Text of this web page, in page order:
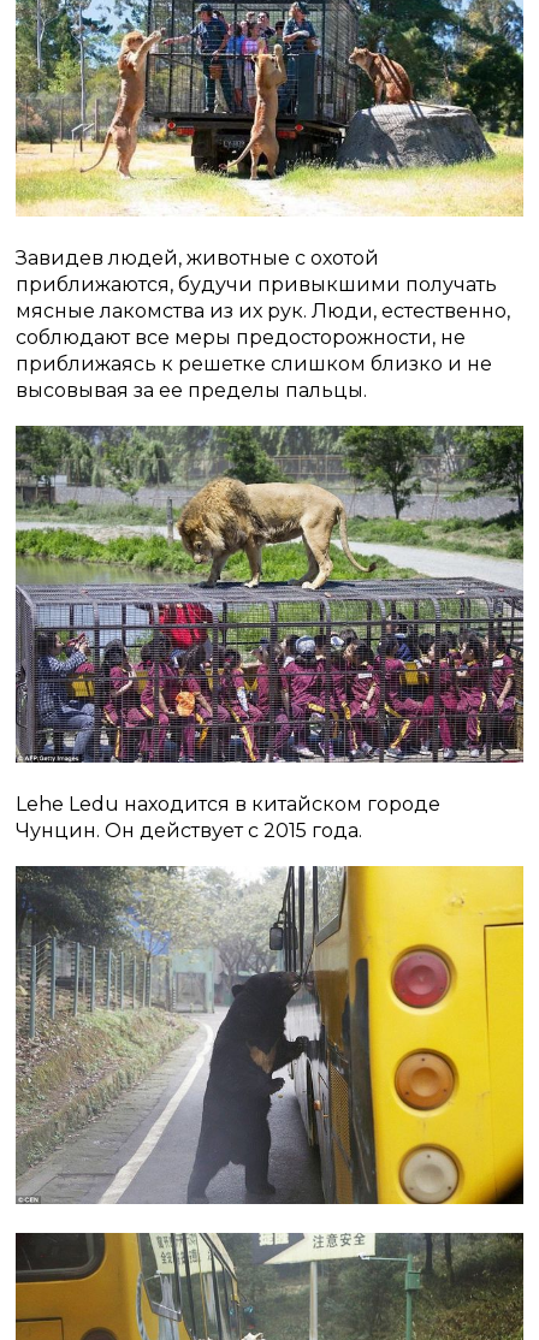
Завидев людей, животные с охотой
приближаются, будучи привыкшими получать
мясные лакомства из их рук. Люди, естественно,
соблюдают все меры предосторожности, не
приближаясь к решетке слишком близко и не
высовывая за ее пределы пальцы.
Lehe Ledu находится в китайском городе
Чунцин. Он действует с 2015 года.